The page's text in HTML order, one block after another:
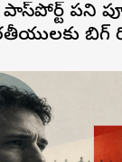
పని
బిగ్